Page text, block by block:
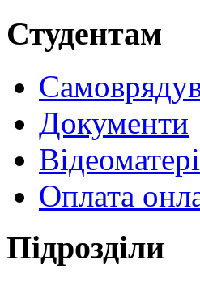
Студентам
Документи
Оплата
Підрозділи